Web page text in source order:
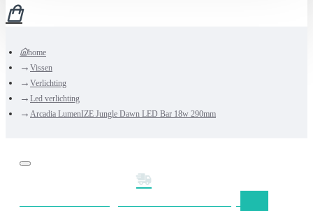
home
Vissen
Verlichting
Led verlichting
Arcadia LumenIZE Jungle Dawn LED Bar 18w 290mm